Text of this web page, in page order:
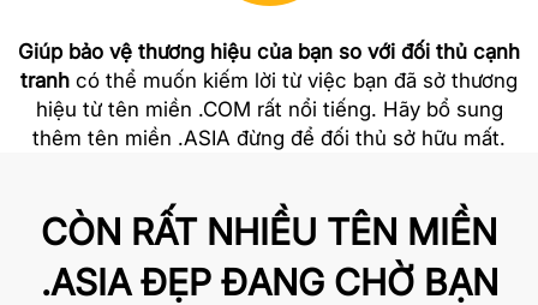
Giúp bảo vệ thương hiệu của bạn so với đối thủ cạnh
tranh có thể muốn kiếm lời từ việc bạn đã sở thương
hiệu từ tên miền .COM rất nổi tiếng. Hãy bổ sung
thêm tên miền .ASIA đừng để đối thủ sở hữu mất.
CÒN RẤT NHIỀU TÊN MIỀN
.ASIA ĐẸP ĐANG CHỜ BẠN